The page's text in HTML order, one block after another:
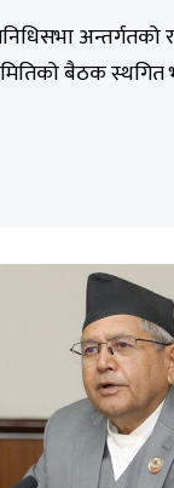
अन्तर्गतको
बैठक स्थगित